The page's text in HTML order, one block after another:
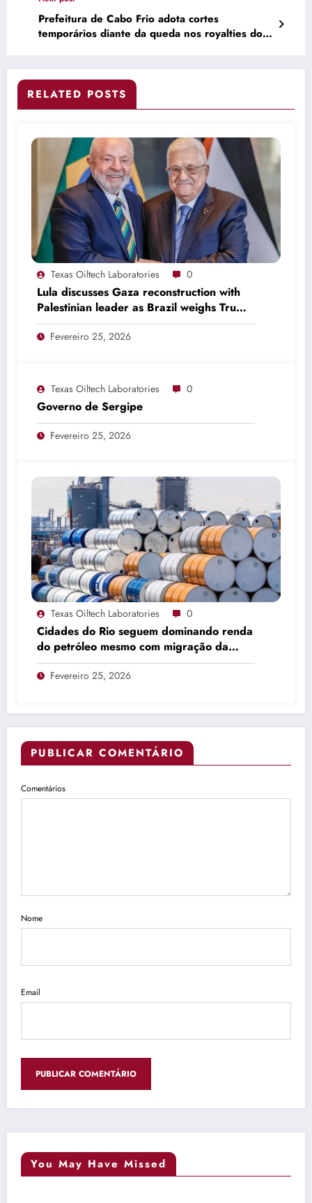
Prefeitura de Cabo Frio adota cortes
temporários diante da queda nos royalties do
RELATED POSTS
Texas Oiltech Laboratories 0
Lula discusses Gaza reconstruction with
Palestinian leader as Brazil weighs Trump
invitation
Fevereiro 25, 2026
Texas Oiltech Laboratories 0
Governo de Sergipe
Fevereiro 25, 2026
Texas Oiltech Laboratories 0
Cidades do Rio seguem dominando renda
do petróleo mesmo com migração da
produção
Fevereiro 25, 2026
PUBLICAR COMENTÁRIO
Comentários
Nome
Email
You May Have Missed